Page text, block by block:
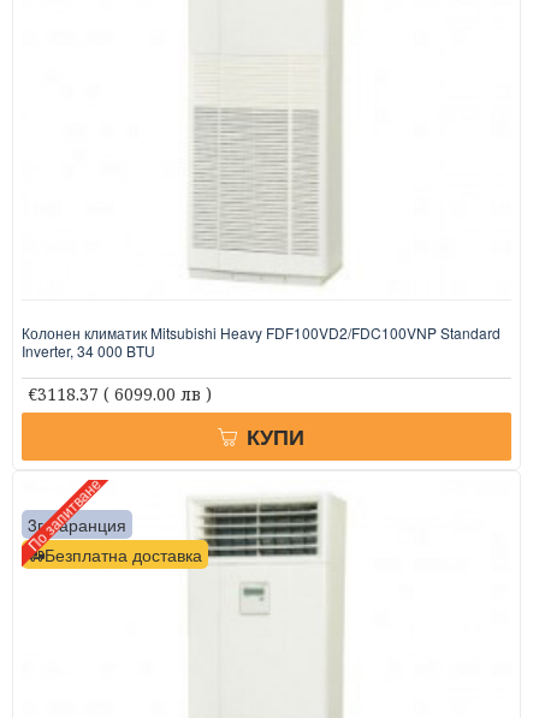
Колонен климатик Mitsubishi Heavy FDF100VD2/FDC100VNP Standard
Inverter, 34 000 BTU
€3118.37 ( 6099.00 лв )
КУПИ
Безплатна доставка
3г. гаранция
По запитване